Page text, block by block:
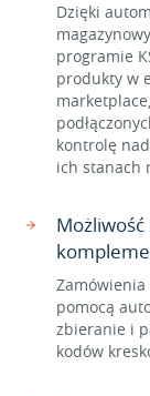
Dzięki
programie
produkty w
kontrolę
ich stanach
Zamówienia
pomocą
zbieranie i
kodów